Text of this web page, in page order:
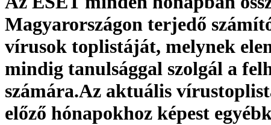
Magyarországon terjedő
vírusok toplistáját, melynek
mindig tanulsággal szolgál a
számára.Az aktuális
előző hónapokhoz képest